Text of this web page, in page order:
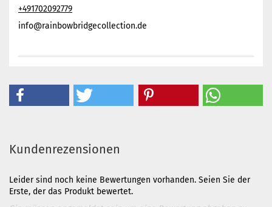
+491702092779
info@rainbowbridgecollection.de
Kundenrezensionen
Leider sind noch keine Bewertungen vorhanden. Seien Sie der
Erste, der das Produkt bewertet.